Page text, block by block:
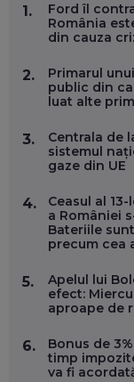
SE VA
EP. 58
EP. 57
EP. 56
DOINA
ÎNVAȚĂ
EP. 55
OLIVIU
1.
Ford îl
România
din cauza
2.
Primarul
public din
luat alte
3.
Centrala de
sistemul
gaze din UE
4.
Ceasul al
a României
Bateriile
precum cea
5.
Apelul lui
efect:
aproape de
6.
Bonus de
timp
va fi